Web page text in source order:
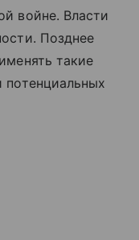
войне. Власти
Позднее
такие
потенциальных